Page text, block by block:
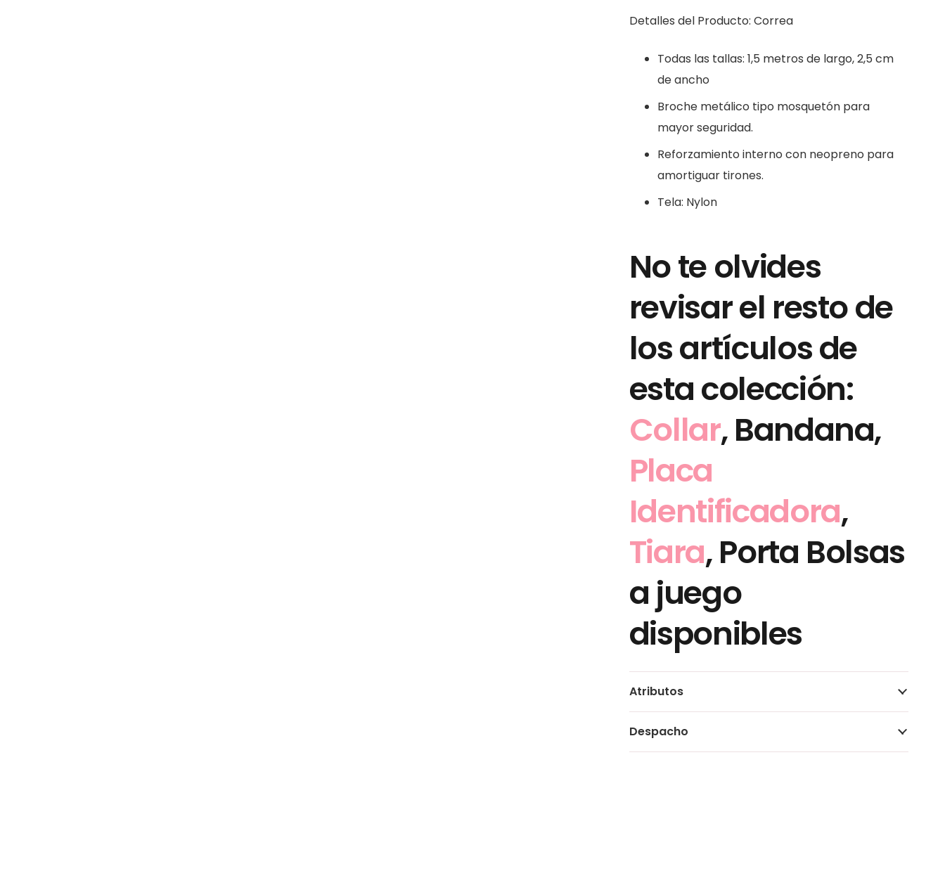
Detalles del Producto: Correa
Todas las tallas: 1,5 metros de largo, 2,5 cm
de ancho
Broche metálico tipo mosquetón para
mayor seguridad.
Reforzamiento interno con neopreno para
amortiguar tirones.
Tela: Nylon
No te olvides
revisar el resto de
los artículos de
esta colección:
Collar, Bandana,
Placa
Identificadora,
Tiara, Porta Bolsas
a juego
disponibles
Atributos
Despacho